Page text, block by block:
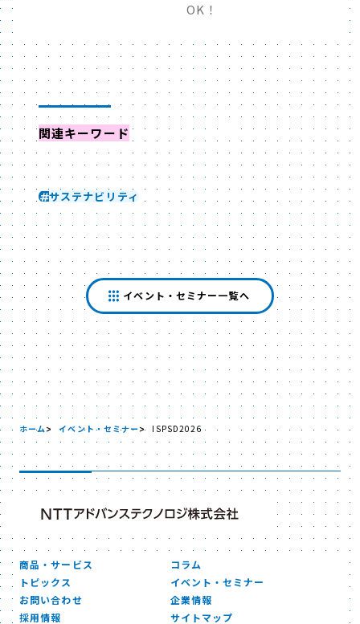
OK！
関連キーワード からイベントを探す
サステナビリティ
イベント・セミナー一覧へ
ホーム イベント・セミナー ISPSD2026
商品・サービス
コラム
トピックス
イベント・セミナー
お問い合わせ
企業情報
採用情報
サイトマップ